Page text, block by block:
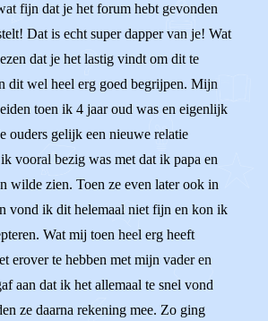
fijn dat je het forum hebt gevonden
Dat is echt super dapper van je! Wat
dat je het lastig vindt om dit te
dit wel heel erg goed begrijpen. Mijn
toen ik 4 jaar oud was en eigenlijk
ouders gelijk een nieuwe relatie
vooral bezig was met dat ik papa en
wilde zien. Toen ze even later ook in
vond ik dit helemaal niet fijn en kon ik
Wat mij toen heel erg heeft
erover te hebben met mijn vader en
aan dat ik het allemaal te snel vond
ze daarna rekening mee. Zo ging